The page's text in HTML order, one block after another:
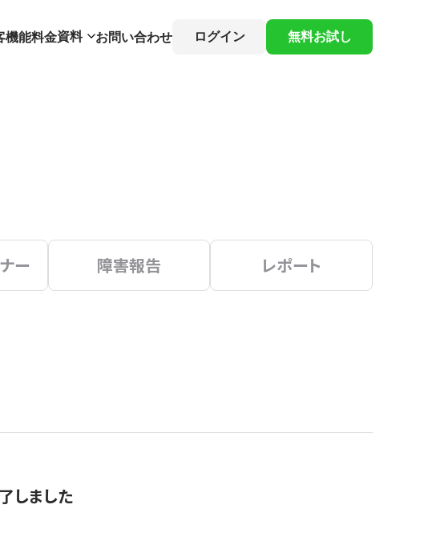
機能料金資料 お問い合わせ ログイン 無料お試し
ー 障害報告 レポート
しました